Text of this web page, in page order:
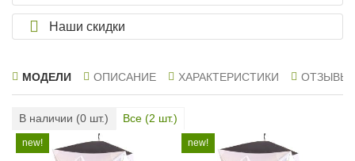
Наши скидки
МОДЕЛИ ОПИСАНИЕ ХАРАКТЕРИСТИКИ ОТЗЫВЫ
В наличии (0 шт.) Все (2 шт.)